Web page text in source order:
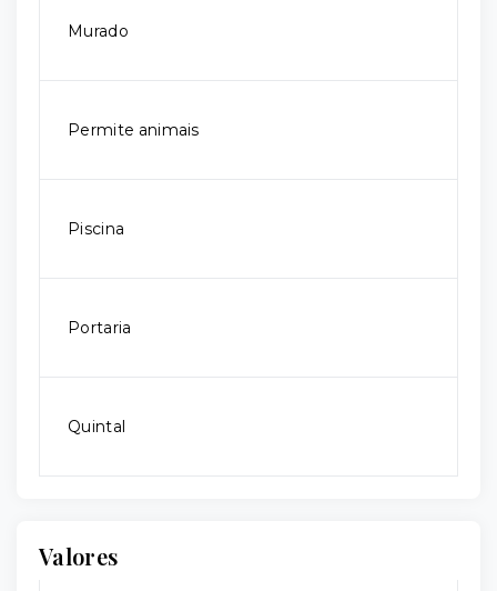
Murado
Permite animais
Piscina
Portaria
Quintal
Valores